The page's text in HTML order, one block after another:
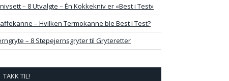
– 8 Utvalgte – Én Kokkekniv er «Best i Test»
– Hvilken Termokanne ble Best i Test?
– 8 Støpejernsgryter til Gryteretter
TAKK TIL!